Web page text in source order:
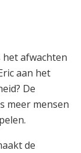
het afwachten
aan het
De
meer mensen
de